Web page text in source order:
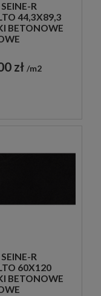
R
44,3X89,3
BETONOWE
zł m2
R
60X120
BETONOWE